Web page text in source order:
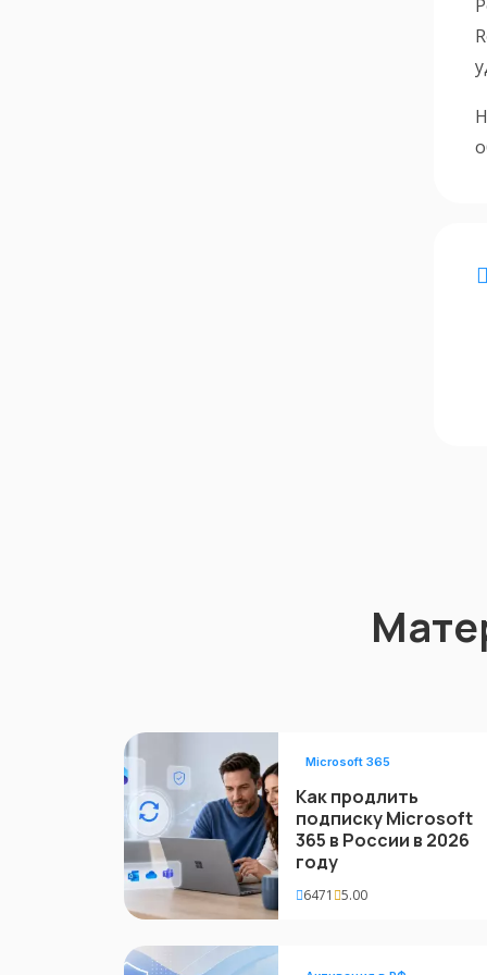
Microsoft 365
Как продлить
подписку Microsoft
365 в России в 2026
году
6471 5.00